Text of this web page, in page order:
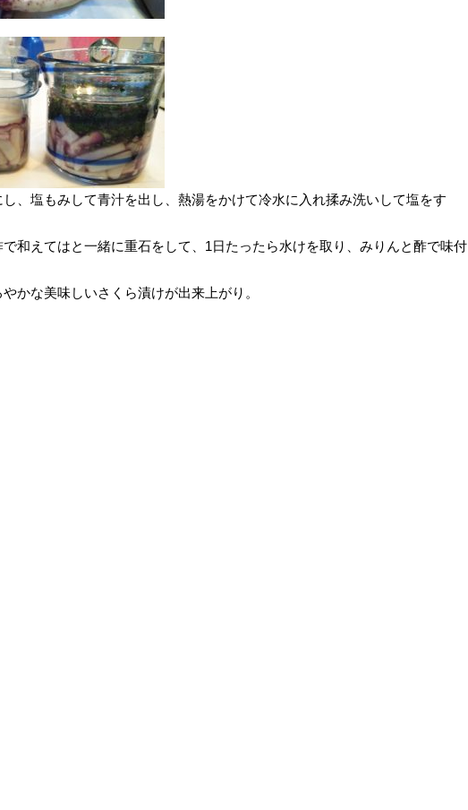
、塩もみして青汁を出し、熱湯をかけて冷水に入れ揉み洗いして塩をす
和えてはと一緒に重石をして、1日たったら水けを取り、みりんと酢で味付
かな美味しいさくら漬けが出来上がり。